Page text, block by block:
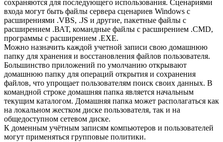
сохраняются для последующего использования. Сценариями
входа могут быть файлы сервера сценариев Windows с
расширениями .VBS, .JS и другие, пакетные файлы с
расширением .ВАТ, командные файлы с расширением .CMD,
программы с расширением .ЕХЕ.
Можно назначить каждой учетной записи свою домашнюю
папку для хранения и восстановления файлов пользователя.
Большинство приложений по умолчанию открывают
домашнюю папку для операций открытия и сохранения
файлов, что упрощает пользователям поиск своих данных. В
командной строке домашняя папка является начальным
текущим каталогом. Домашняя папка может располагаться как
на локальном жестком диске пользователя, так и на
общедоступном сетевом диске.
К доменным учётным записям компьютеров и пользователей
могут применяться групповые политики.